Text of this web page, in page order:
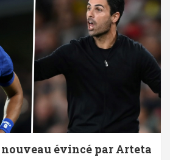
évincé par Arteta